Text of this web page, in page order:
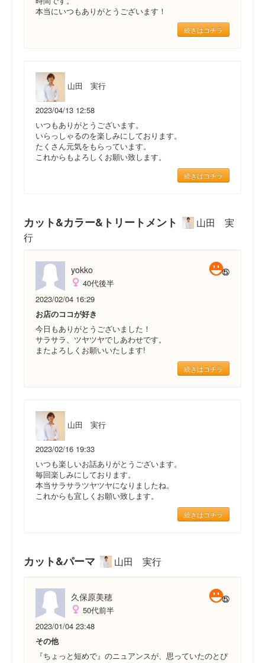
本当にいつもありがとうございます！
続きはコチラ
山田 実行
2023/04/13 12:58
いつもありがとうございます。
いらっしゃるのを楽しみにしております。
たくさん元気をもらっています。
これからもよろしくお願い致します。
続きはコチラ
カット&カラー&トリートメント
山田 実
行
yokko
40代後半
2023/02/04 16:29
お店のココが好き
今日もありがとうございました！
サラサラ、ツヤツヤでしあわせです。
またよろしくお願いいたします!
続きはコチラ
山田 実行
2023/02/16 19:33
いつも楽しいお話ありがとうございます。
毎回楽しみにしております。
本当サラサラツヤツヤになりましたね。
これからも宜しくお願い致します。
続きはコチラ
カット&パーマ 山田 実行
久保原美穂
50代前半
2023/01/04 23:48
その他
『ちょっと短めで』のニュアンスが、思っていたのとぴ